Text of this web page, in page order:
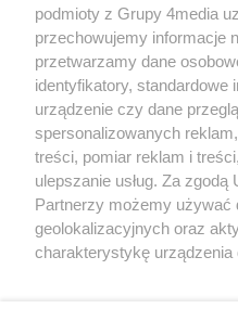
Redakcja Reklama
podmioty z Grupy 4media
przechowujemy informacje
przetwarzamy dane
identyfikatory, standardowe
urządzenie czy dane
spersonalizowanych
treści, pomiar reklam i
ulepszanie usług. Za
Partnerzy możemy używać
geolokalizacyjnych oraz
charakterystykę urządzenia